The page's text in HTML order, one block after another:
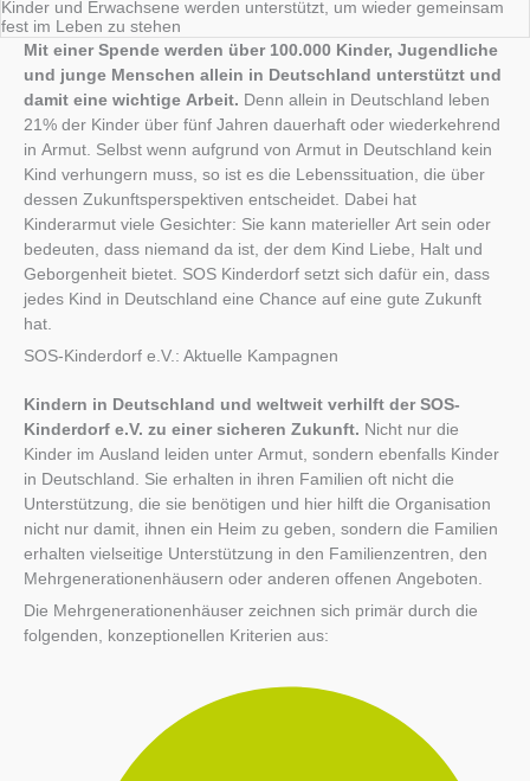
Kinder und Erwachsene werden unterstützt, um wieder gemeinsam
fest im Leben zu stehen
Mit einer Spende werden über 100.000 Kinder, Jugendliche
und junge Menschen allein in Deutschland unterstützt und
damit eine wichtige Arbeit. Denn allein in Deutschland leben
21% der Kinder über fünf Jahren dauerhaft oder wiederkehrend
in Armut. Selbst wenn aufgrund von Armut in Deutschland kein
Kind verhungern muss, so ist es die Lebenssituation, die über
dessen Zukunftsperspektiven entscheidet. Dabei hat
Kinderarmut viele Gesichter: Sie kann materieller Art sein oder
bedeuten, dass niemand da ist, der dem Kind Liebe, Halt und
Geborgenheit bietet. SOS Kinderdorf setzt sich dafür ein, dass
jedes Kind in Deutschland eine Chance auf eine gute Zukunft
hat.
SOS-Kinderdorf e.V.: Aktuelle Kampagnen
Kindern in Deutschland und weltweit verhilft der SOS-
Kinderdorf e.V. zu einer sicheren Zukunft. Nicht nur die
Kinder im Ausland leiden unter Armut, sondern ebenfalls Kinder
in Deutschland. Sie erhalten in ihren Familien oft nicht die
Unterstützung, die sie benötigen und hier hilft die Organisation
nicht nur damit, ihnen ein Heim zu geben, sondern die Familien
erhalten vielseitige Unterstützung in den Familienzentren, den
Mehrgenerationenhäusern oder anderen offenen Angeboten.
Die Mehrgenerationenhäuser zeichnen sich primär durch die
folgenden, konzeptionellen Kriterien aus: